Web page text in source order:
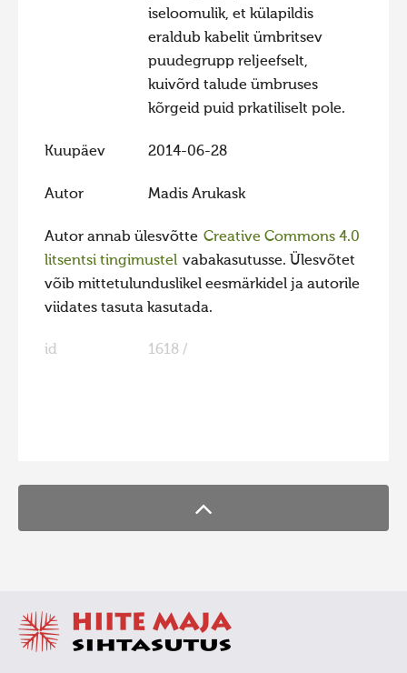
Hiite kuvavõistlus 2018
Hiite kuvavõistlus 2017
Hiite kuvavõistlus 2015
Hiite kuvavõistlus 2012
Hiite kuvavõistlus 2011
Hiite kuvavõistlus 2010
iseloomulik, et külapildis
eraldub kabelit ümbritsev
puudegrupp reljeefselt,
kuivõrd talude ümbruses
kõrgeid puid prkatiliselt pole.
Kuupäev 2014-06-28
Autor Madis Arukask
Autor annab ülesvõtte Creative Commons 4.0
litsentsi tingimustel vabakasutusse. Ülesvõtet
võib mittetulunduslikel eesmärkidel ja autorile
viidates tasuta kasutada.
id 1618 /